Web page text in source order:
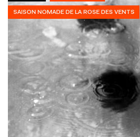
SAISON NOMADE DE LA ROSE DES VENTS